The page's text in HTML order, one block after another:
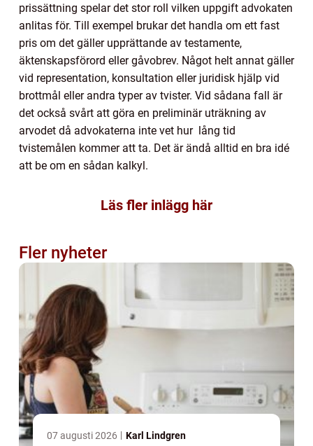
prissättning spelar det stor roll vilken uppgift advokaten
anlitas för. Till exempel brukar det handla om ett fast
pris om det gäller upprättande av testamente,
äktenskapsförord eller gåvobrev. Något helt annat gäller
vid representation, konsultation eller juridisk hjälp vid
brottmål eller andra typer av tvister. Vid sådana fall är
det också svårt att göra en preliminär uträkning av
arvodet då advokaterna inte vet hur lång tid
tvistemålen kommer att ta. Det är ändå alltid en bra idé
att be om en sådan kalkyl.
Läs fler inlägg här
Fler nyheter
07 augusti 2026 Karl Lindgren